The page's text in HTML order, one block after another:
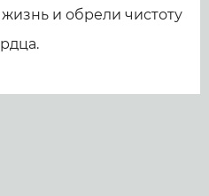
и обрели чистоту